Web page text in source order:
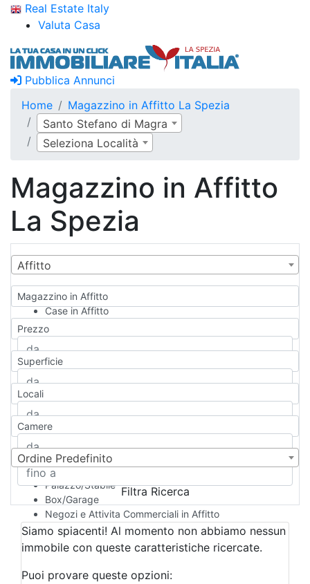
Real Estate Italy
Valuta Casa
Pubblica Annunci
Home
Magazzino in Affitto La Spezia
Santo Stefano di Magra
Seleziona Località
Magazzino in Affitto
La Spezia
Affitto
Magazzino in Affitto
Case in Affitto
Qualsiasi
Appartamento
Casa indipendente
Casa Semi-indipendente
Attico/Mansarda
Rustico/Casale
Camera d'Albergo
Multiproprietà
Palazzo/Stabile
Box/Garage
Negozi e Attivita Commerciali in Affitto
Qualsiasi
Attività/Licenza Commerciale
Azienda Agricola
Bar/Ristorante
Prezzo
Superficie
Locali
Camere
Ordine Predefinito
Filtra Ricerca
Siamo spiacenti! Al momento non abbiamo nessun
immobile con queste caratteristiche ricercate.
Puoi provare queste opzioni: